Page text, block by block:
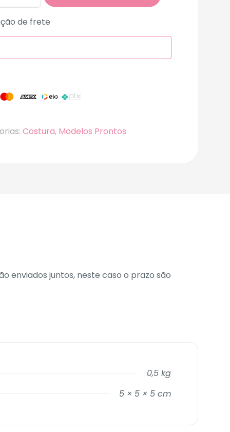
de frete
Costura, Modelos Prontos
enviados juntos, neste caso o prazo são
0,5 kg
5 × 5 × 5 cm